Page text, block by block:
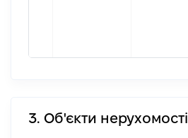
3. Об'єкти нерухомості